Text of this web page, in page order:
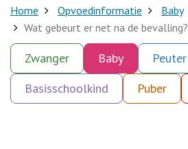
Home Opvoedinformatie Baby
Wat gebeurt er net na de bevalling?
Zwanger Baby
Peuter
Basisschoolkind
Puber